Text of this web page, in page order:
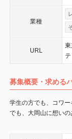
業種
URL
募集概要・求める
学生の方でも、コワ
でも、大岡山に想いの